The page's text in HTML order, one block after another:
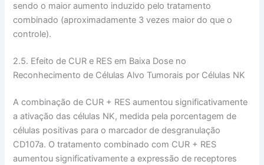
sendo o maior aumento induzido pelo tratamento
combinado (aproximadamente 3 vezes maior do que o
controle).
2.5. Efeito de CUR e RES em Baixa Dose no
Reconhecimento de Células Alvo Tumorais por Células NK
A combinação de CUR + RES aumentou significativamente
a ativação das células NK, medida pela porcentagem de
células positivas para o marcador de desgranulação
CD107a. O tratamento combinado com CUR + RES
aumentou significativamente a expressão de receptores